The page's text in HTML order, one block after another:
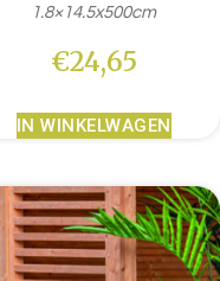
1.8×14.5x500cm
€24,65
IN WINKELWAGEN